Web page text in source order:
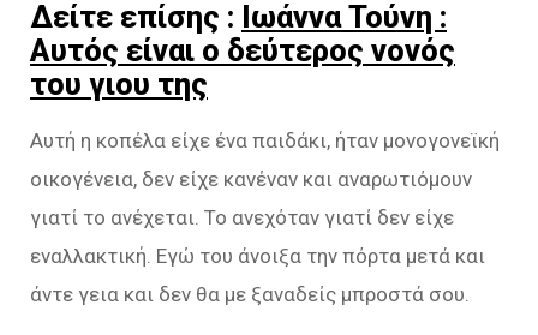
Δείτε επίσης : Ιωάννα Τούνη :
Αυτός είναι ο δεύτερος νονός
του γιου της
Αυτή η κοπέλα είχε ένα παιδάκι, ήταν μονογονεϊκή
οικογένεια, δεν είχε κανέναν και αναρωτιόμουν
γιατί το ανέχεται. Το ανεχόταν γιατί δεν είχε
εναλλακτική. Εγώ του άνοιξα την πόρτα μετά και
άντε γεια και δεν θα με ξαναδείς μπροστά σου.